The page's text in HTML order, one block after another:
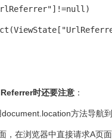
时还要注意 ：
方法导航
，在浏览器中直接请求A页